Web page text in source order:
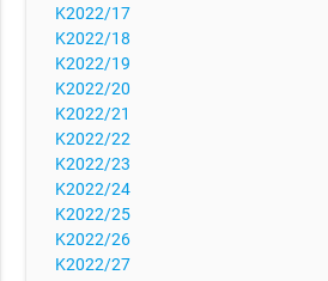
K2022/17
K2022/18
K2022/19
K2022/20
K2022/21
K2022/22
K2022/23
K2022/24
K2022/25
K2022/26
K2022/27